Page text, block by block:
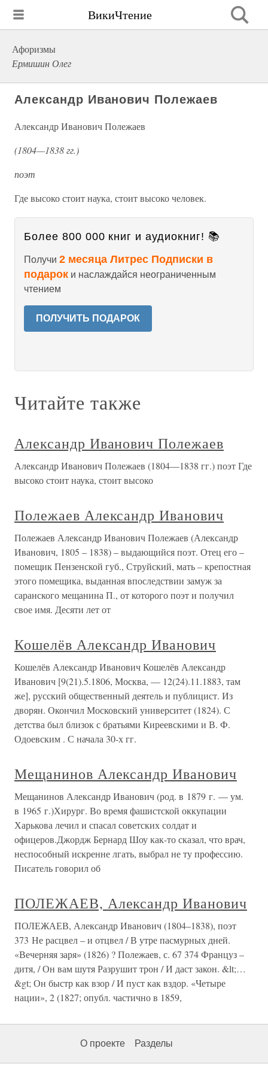
ВикиЧтение
Афоризмы
Ермишин Олег
Александр Иванович Полежаев
Александр Иванович Полежаев
(1804—1838 гг.)
поэт
Где высоко стоит наука, стоит высоко человек.
Более 800 000 книг и аудиокниг! 📚
Получи 2 месяца Литрес Подписки в
подарок и наслаждайся неограниченным
чтением
ПОЛУЧИТЬ ПОДАРОК
Читайте также
Александр Иванович Полежаев
Александр Иванович Полежаев (1804—1838 гг.) поэт Где
высоко стоит наука, стоит высоко
Полежаев Александр Иванович
Полежаев Александр Иванович Полежаев (Александр
Иванович, 1805 – 1838) – выдающийся поэт. Отец его –
помещик Пензенской губ., Струйский, мать – крепостная
этого помещика, выданная впоследствии замуж за
саранского мещанина П., от которого поэт и получил
свое имя. Десяти лет от
Кошелёв Александр Иванович
Кошелёв Александр Иванович Кошелёв Александр
Иванович [9(21).5.1806, Москва, — 12(24).11.1883, там
же], русский общественный деятель и публицист. Из
дворян. Окончил Московский университет (1824). С
детства был близок с братьями Киреевскими и В. Ф.
Одоевским . С начала 30-х гг.
Мещанинов Александр Иванович
Мещанинов Александр Иванович (род. в 1879 г. — ум.
в 1965 г.)Хирург. Во время фашистской оккупации
Харькова лечил и спасал советских солдат и
офицеров.Джордж Бернард Шоу как-то сказал, что врач,
неспособный искренне лгать, выбрал не ту профессию.
Писатель говорил об
ПОЛЕЖАЕВ, Александр Иванович
ПОЛЕЖАЕВ, Александр Иванович (1804–1838), поэт
373 Не расцвел – и отцвел / В утре пасмурных дней.
«Вечерняя заря» (1826) ? Полежаев, с. 67 374 Француз –
дитя, / Он вам шутя Разрушит трон / И даст закон. &lt;…
&gt; Он быстр как взор / И пуст как вздор. «Четыре
нации», 2 (1827; опубл. частично в 1859,
О проекте Разделы